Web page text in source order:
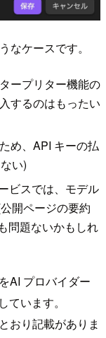
なケースです。
ープリター機能の
するのはもったい
め、API キーの払
い)
ビスでは、モデル
開ページの要約
問題ないかもしれ
AI プロバイダー
います。
おり記載がありま